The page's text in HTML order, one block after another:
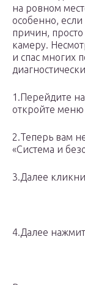
на ровном
особенно,
причин,
камеру.
и спас многих
1.Перейдите
откройте меню
2.Теперь вам
«Система и
3.Далее
4.Далее